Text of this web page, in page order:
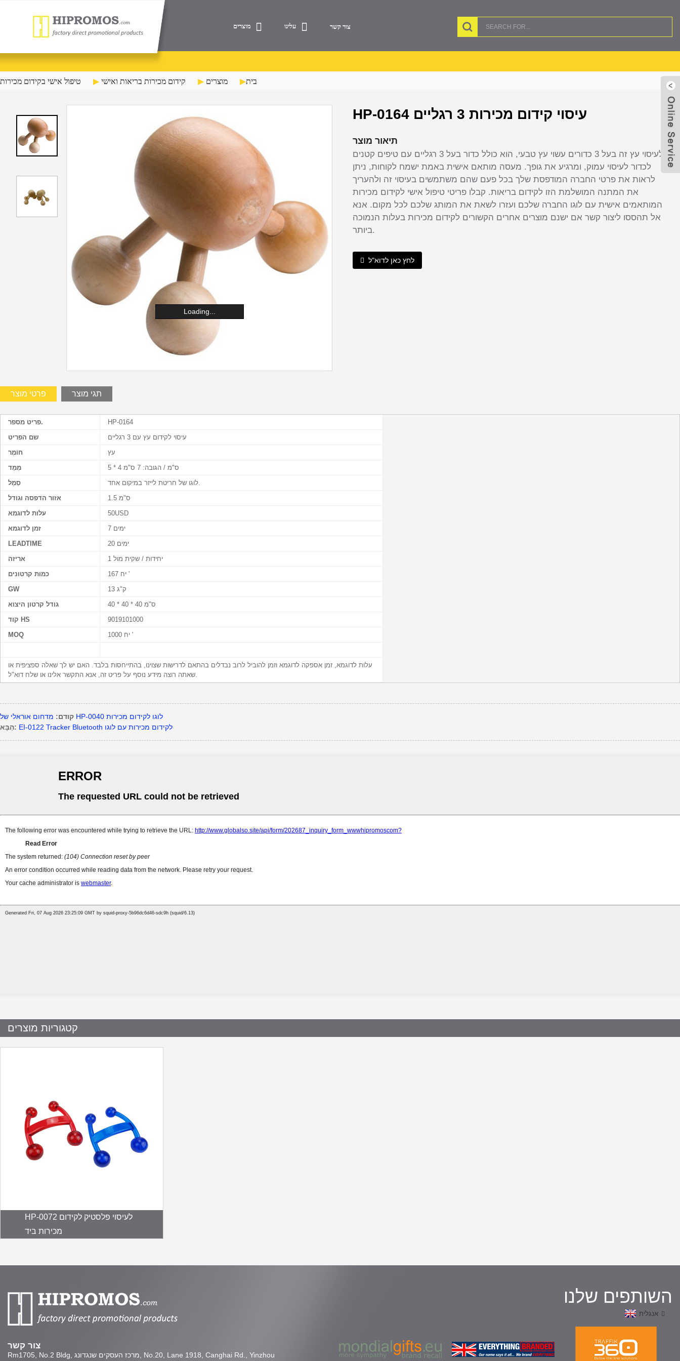
מוצרים עלינו צור קשר
בית מוצרים קידום מכירות בריאות ואישי טיפול אישי בקידום מכירות
Loading...
HP-0164 עיסוי קידום מכירות 3 רגליים
תיאור מוצר
לעיסוי עץ זה בעל 3 כדורים עשוי עץ טבעי, הוא כולל כדור בעל 3 רגליים עם טיפים קטנים
לכדור לעיסוי עמוק, ומרגיע את גופך. מעסה מותאם אישית באמת ישמח לקוחות, ניתן
לראות את פרטי החברה המודפסת שלך בכל פעם שהם משתמשים בעיסוי זה ולהעריך
את המתנה המושלמת הזו לקידום בריאות. קבלו פריטי טיפול אישי לקידום מכירות
המותאמים אישית עם לוגו החברה שלכם ועזרו לשאת את המותג שלכם לכל מקום. אנא
אל תהססו ליצור קשר אם ישנם מוצרים אחרים הקשורים לקידום מכירות בעלות הנמוכה
ביותר.
לחץ כאן לדוא"ל
פרטי מוצר תגי מוצר
פריט מספר.
HP-0164
שם הפריט
עיסוי לקידום עץ עם 3 רגליים
חוֹמֶר
עץ
מֵמַד
5 * 4 ס"מ / הגובה: 7 ס"מ
סֵמֶל
אזור הדפסה וגודל
1.5 ס"מ
עלות לדוגמא
50USD
זמן לדוגמא
7 ימים
LEADTIME
20 ימים
אריזה
1 יחידות / שקית מול
כמות קרטונים
167 יח '
GW
13 ק"ג
גודל קרטון היצוא
40 * 40 * 40 ס"מ
קוד HS
9019101000
MOQ
1000 יח '
עלות לדוגמא, זמן אספקה ​​לדוגמא וזמן להוביל לרוב נבדלים בהתאם לדרישות שצוינו, בהתייחסות בלבד. האם יש לך שאלה ספציפית או
קודם:
מדחום אוראלי של HP-0040 לוגו לקידום מכירות
הַבָּא:
EI-0122 Tracker Bluetooth לקידום מכירות עם לוגו
קטגוריות מוצרים
HP-0072 לעיסוי פלסטיק לקידום
מכירות ביד
צור קשר
Rm1705, No.2 Bldg, מרכז העסקים שנגדונג, No.20, Lane 1918, Canghai Rd., Yinzhou
השותפים שלנו
אנגלית